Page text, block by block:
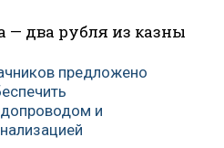
— два рубля из казны
предложено
и